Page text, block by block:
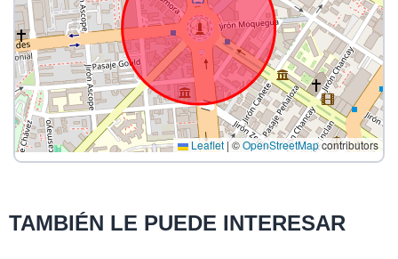
Leaflet |©OpenStreetMapcontributors
TAMBIÉN LE PUEDE INTERESAR